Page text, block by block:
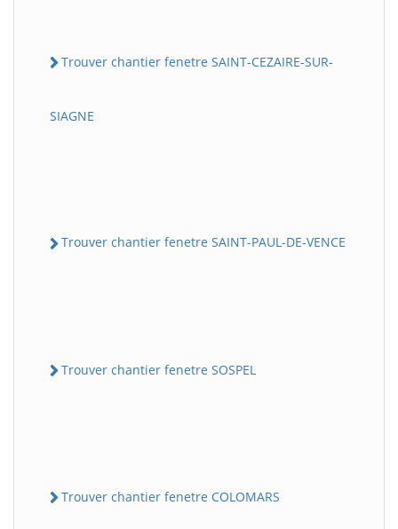
Trouver chantier fenetre SAINT-CEZAIRE-SUR-
SIAGNE
Trouver chantier fenetre SAINT-PAUL-DE-VENCE
Trouver chantier fenetre SOSPEL
Trouver chantier fenetre COLOMARS